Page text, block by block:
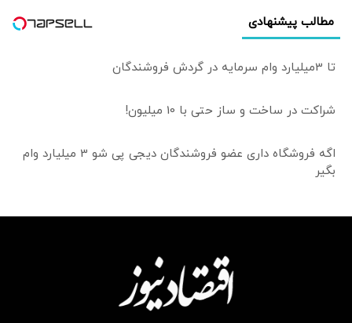
مطالب پیشنهادی
تا 3میلیارد وام سرمایه در گردش فروشندگان
شراکت در ساخت و ساز حتی با 10 میلیون!
اگه فروشگاه داری عضو فروشندگان دیجی پی شو 3 میلیارد وام
بگیر